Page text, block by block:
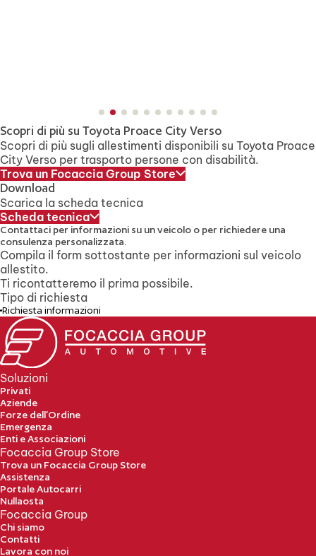
Scopri di più su Toyota Proace City Verso
Scopri di più sugli allestimenti disponibili su Toyota Proace
City Verso per trasporto persone con disabilità.
Trova un Focaccia Group Store
Download
Scarica la scheda tecnica
Scheda tecnica
Contattaci per informazioni su un veicolo o per richiedere una
consulenza personalizzata.
Compila il form sottostante per informazioni sul veicolo
allestito.
Ti ricontatteremo il prima possibile.
Tipo di richiesta
Richiesta informazioni
Soluzioni
Privati
Aziende
Forze dell’Ordine
Emergenza
Enti e Associazioni
Focaccia Group Store
Trova un Focaccia Group Store
Assistenza
Portale Autocarri
Nullaosta
Focaccia Group
Chi siamo
Contatti
Lavora con noi